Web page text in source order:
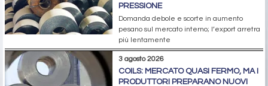
PRESSIONE
Domanda debole e scorte in aumento
pesano sul mercato interno; l’export arretra
più lentamente
3 agosto 2026
COILS: MERCATO QUASI FERMO, MA I
PRODUTTORI PREPARANO NUOVI